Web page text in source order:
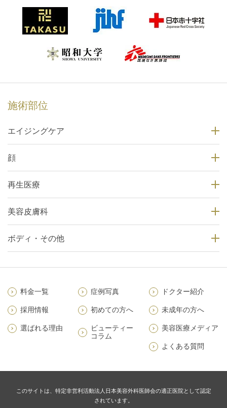
施術部位
エイジングケア
顔
再生医療
美容皮膚科
ボディ・その他
料金一覧 症例写真 ドクター紹介
採用情報 初めての方へ 未成年の方へ
選ばれる理由
ビューティー
コラム
美容医療メディア
よくある質問
このサイトは、特定非営利活動法人日本美容外科医師会の適正医院として認定
されています。